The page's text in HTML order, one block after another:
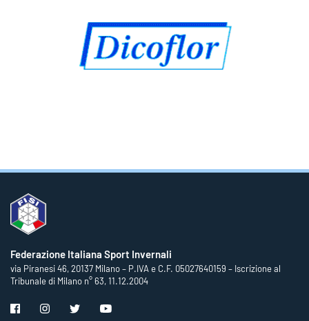
Federazione Italiana Sport Invernali
via Piranesi 46, 20137 Milano – P.IVA e C.F. 05027640159 – Iscrizione al
Tribunale di Milano n° 63, 11.12.2004